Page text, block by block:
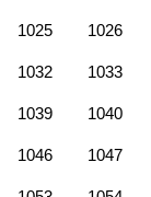
1025 1026
1032 1033
1039 1040
1046 1047